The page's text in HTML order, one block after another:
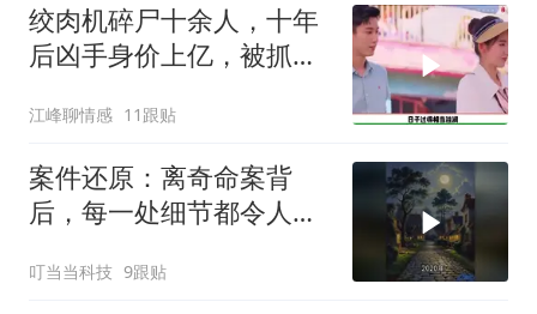
绞肉机碎尸十余人，十年
后凶手身价上亿，被抓后
江峰聊情感 11跟贴
案件还原：离奇命案背
后，每一处细节都令人脊
叮当当科技 9跟贴